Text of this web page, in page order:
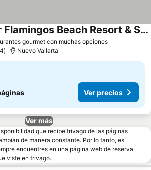
gourmet con muchas opciones
Villa del Palmar Flamingos Beach Resort & Spa Riviera Nayarit
Nuevo Vallarta
Ver precios
Ver más
que recibe trivago de las páginas
de manera constante. Por lo tanto, es
encuentres en una página web de reserva
viste en trivago.